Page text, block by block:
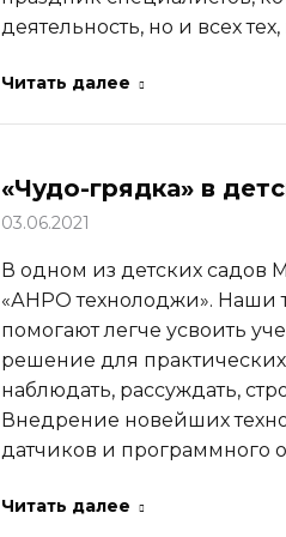
деятельность, но и всех
Читать далее
«Чудо-грядка» в
03.06.2021
В одном из детских садов
«АНРО технолоджи». Наши
помогают легче усвоить
решение для
наблюдать, рассуждать,
Внедрение новейших
датчиков и программного
Читать далее